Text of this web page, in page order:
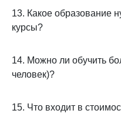
13. Какое образование
курсы?
14. Можно ли обучить
человек)?
15. Что входит в